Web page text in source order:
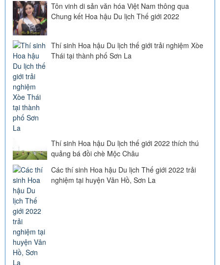
Tôn vinh di sản văn hóa Việt Nam thông qua
Chung kết Hoa hậu Du lịch Thế giới 2022
Thí sinh Hoa hậu Du lịch thế giới trải nghiệm Xòe
Thái tại thành phố Sơn La
Thí sinh Hoa hậu Du lịch thế giới 2022 thích thú
quảng bá đồi chè Mộc Châu
Các thí sinh Hoa hậu Du lịch Thế giới 2022 trải
nghiệm tại huyện Vân Hồ, Sơn La